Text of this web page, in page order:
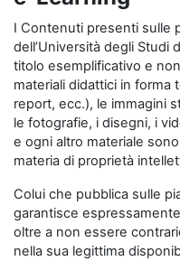
I Contenuti presenti sulle
dell’Università degli Studi
titolo esemplificativo e
materiali didattici in forma
report, ecc.), le immagini
le fotografie, i disegni, i
e ogni altro materiale
materia di proprietà
Colui che pubblica sulle
garantisce
oltre a non essere
nella sua legittima